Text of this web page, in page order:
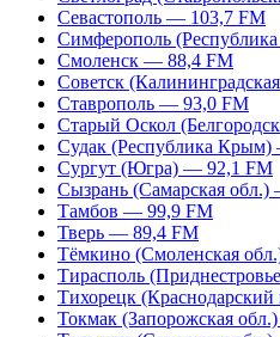
Севастополь — 103,7 FM
Симферополь
Смоленск — 88,4 FM
Советск
Ставрополь — 93,0 FM
Старый Оскол
Судак (Республика
Сургут (Югра) — 92,1 FM
Сызрань (Самарская
Тамбов — 99,9 FM
Тверь — 89,4 FM
Тёмкино (Смоленская
Тирасполь
Тихорецк
Токмак (Запорожская